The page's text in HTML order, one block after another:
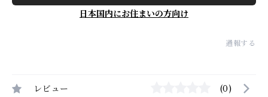
日本国内にお住まいの方向け
通報する
レビュー (0)